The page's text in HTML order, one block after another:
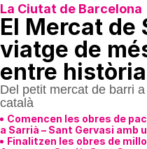
La Ciutat de Barcelona
El Mercat de
viatge de
entre
Del petit mercat de barri
català
Comencen les obres de
a Sarrià – Sant Gervasi amb
Finalitzen les obres de